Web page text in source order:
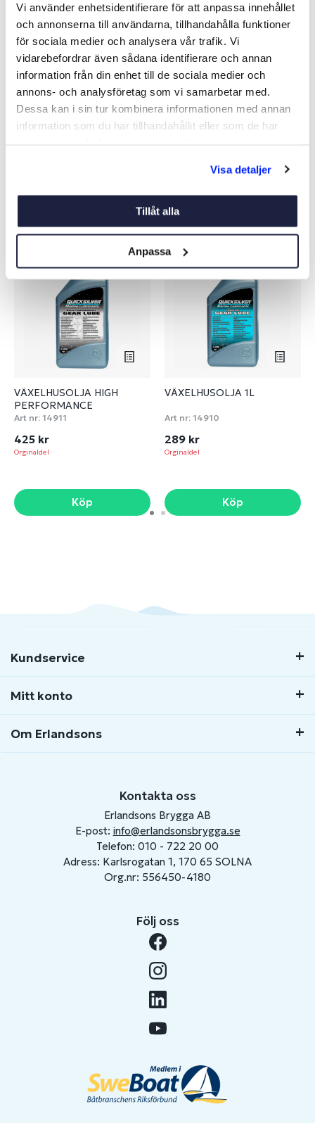
Vi använder enhetsidentifierare för att anpassa innehållet
och annonserna till användarna, tillhandahålla funktioner
för sociala medier och analysera vår trafik. Vi
vidarebefordrar även sådana identifierare och annan
information från din enhet till de sociala medier och
annons- och analysföretag som vi samarbetar med.
Dessa kan i sin tur kombinera informationen med annan
information som du har tillhandahållit eller som de har
Visa detaljer
Tillåt alla
Anpassa
TRANSMISSIONSOLJA VP
5L 75W-90 SYNTET
Art nr: 14029
1 995 kr
Orginaldel
Liknande produkter
VÄXELHUSOLJA HIGH
PERFORMANCE
Art nr: 14911
425 kr
Orginaldel
Köp
ORGINALDEL
VÄXELHUSOLJA 1L
Art nr: 14910
289 kr
Orginaldel
Köp
Kundservice
Mitt konto
Om Erlandsons
Kontakta oss
Erlandsons Brygga AB
E-post: info@erlandsonsbrygga.se
Telefon: 010 - 722 20 00
Adress: Karlsrogatan 1, 170 65 SOLNA
Org.nr: 556450-4180
Följ oss